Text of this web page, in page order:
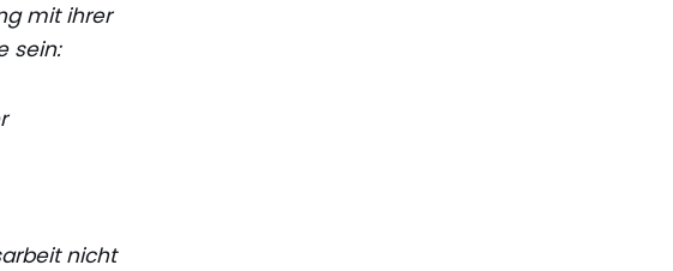
mit ihrer
sein:
nicht